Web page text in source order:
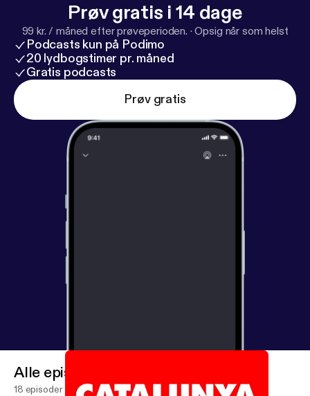
Prøv gratis i 14 dage
99 kr. / måned efter prøveperioden. ·Opsig når som helst
Podcasts kun på Podimo
20 lydbogstimer pr. måned
Gratis podcasts
Prøv gratis
Alle episoder
18 episoder